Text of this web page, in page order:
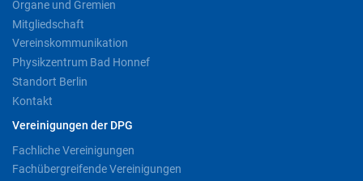
Organe und Gremien
Mitgliedschaft
Vereinskommunikation
Physikzentrum Bad Honnef
Standort Berlin
Kontakt
Vereinigungen der DPG
Fachliche Vereinigungen
Fachübergreifende Vereinigungen